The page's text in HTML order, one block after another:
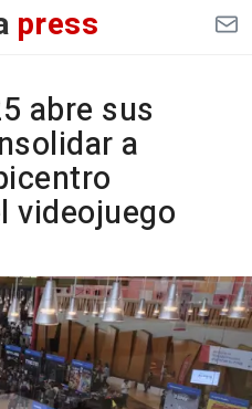
press
abre sus
a
videojuego